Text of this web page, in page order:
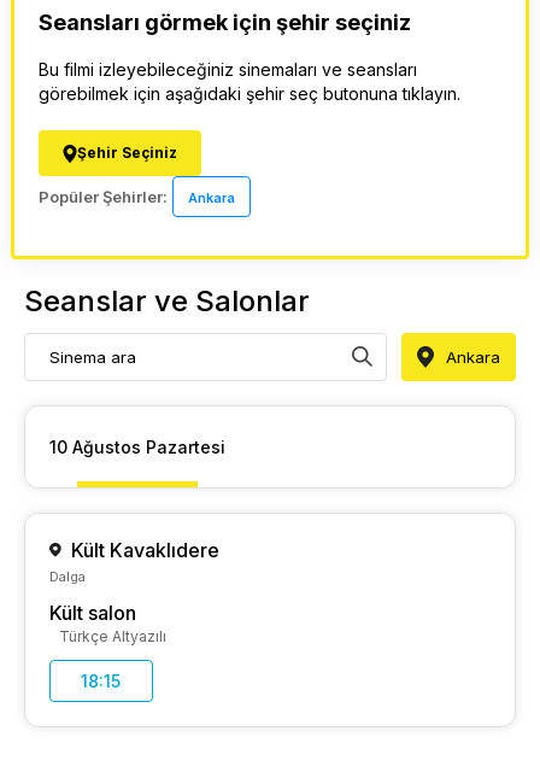
Seansları görmek için şehir seçiniz
Bu filmi izleyebileceğiniz sinemaları ve seansları
görebilmek için aşağıdaki şehir seç butonuna tıklayın.
Şehir Seçiniz
Popüler Şehirler: Ankara
Seanslar ve Salonlar
Ankara
10 Ağustos Pazartesi
Kült Kavaklıdere
Dalga
Kült salon
Türkçe Altyazılı
18:15